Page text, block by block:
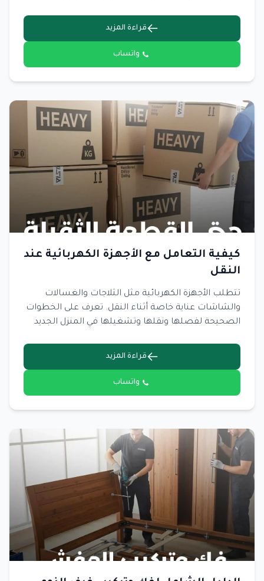
قراءة المزيد
واتساب
كيفية التعامل مع الأجهزة الكهربائية عند
النقل
تتطلب الأجهزة الكهربائية مثل الثلاجات والغسالات
والشاشات عناية خاصة أثناء النقل. تعرف على الخطوات
الصحيحة لفصلها ونقلها وتشغيلها في المنزل الجديد
قراءة المزيد
واتساب